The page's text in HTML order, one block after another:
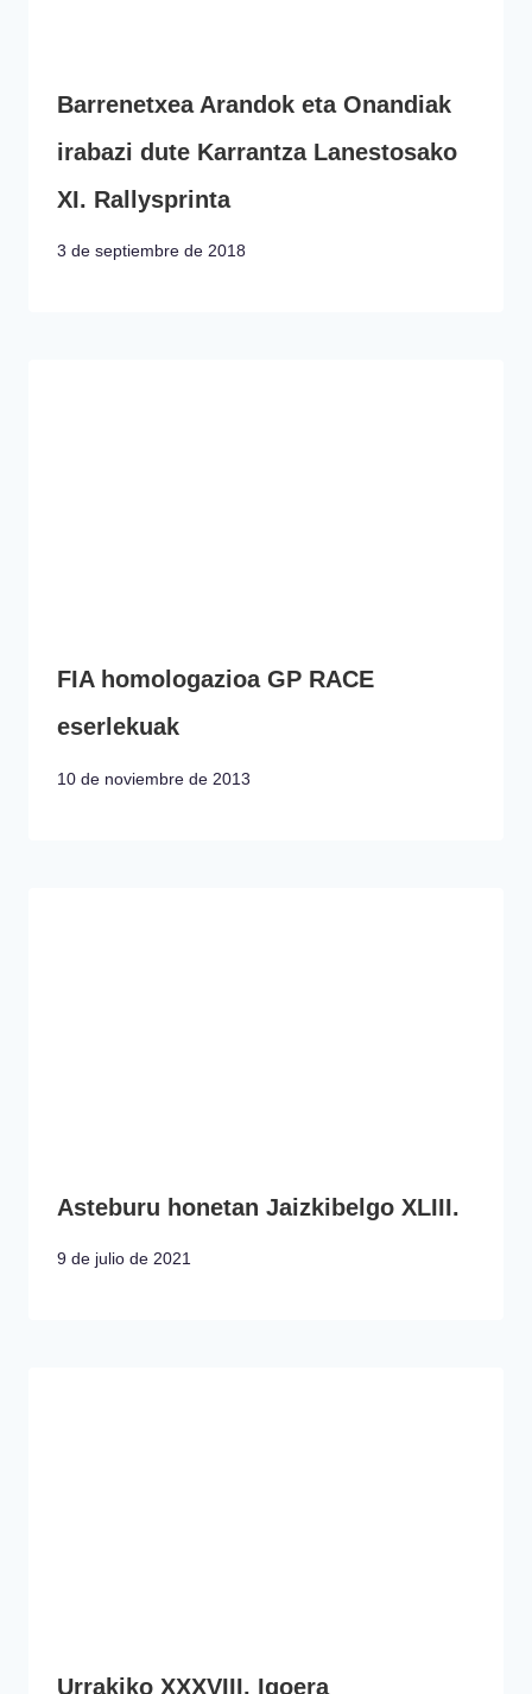
Barrenetxea Arandok eta Onandiak
irabazi dute Karrantza Lanestosako
XI. Rallysprinta
3 de septiembre de 2018
FIA homologazioa GP RACE
eserlekuak
10 de noviembre de 2013
Asteburu honetan Jaizkibelgo XLIII.
9 de julio de 2021
Urrakiko XXXVIII. Igoera